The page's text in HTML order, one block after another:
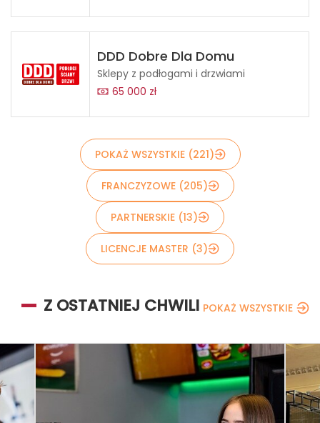
DDD Dobre Dla Domu
Sklepy z podłogami i drzwiami
65 000 zł
POKAŻ WSZYSTKIE (221)
FRANCZYZOWE (205)
PARTNERSKIE (13)
LICENCJE MASTER (3)
Z OSTATNIEJ CHWILI POKAŻ WSZYSTKIE